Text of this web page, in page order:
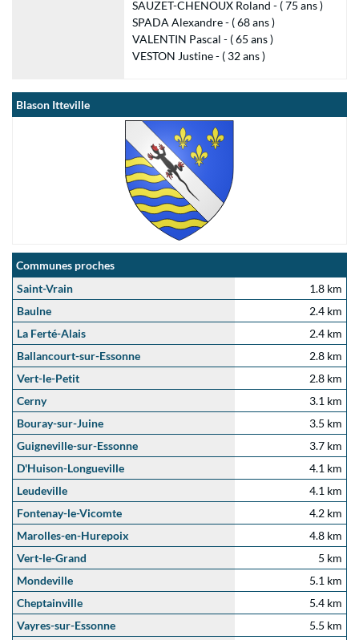
SAUZET-CHENOUX Roland - ( 75 ans )
SPADA Alexandre - ( 68 ans )
VALENTIN Pascal - ( 65 ans )
VESTON Justine - ( 32 ans )
Blason Itteville
Communes proches
Saint-Vrain
1.8 km
Baulne
2.4 km
La Ferté-Alais
2.4 km
Ballancourt-sur-Essonne
2.8 km
Vert-le-Petit
2.8 km
Cerny
3.1 km
Bouray-sur-Juine
3.5 km
Guigneville-sur-Essonne
3.7 km
D'Huison-Longueville
4.1 km
Leudeville
4.1 km
Fontenay-le-Vicomte
4.2 km
Marolles-en-Hurepoix
4.8 km
Vert-le-Grand
5 km
Mondeville
5.1 km
Cheptainville
5.4 km
Vayres-sur-Essonne
5.5 km